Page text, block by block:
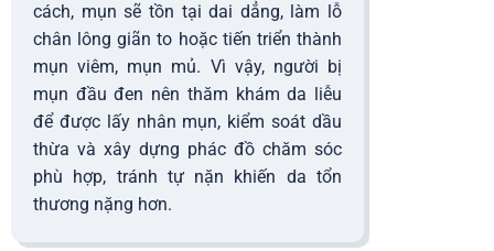
cách, mụn sẽ tồn tại dai dẳng, làm lỗ
chân lông giãn to hoặc tiến triển thành
mụn viêm, mụn mủ. Vì vậy, người bị
mụn đầu đen nên thăm khám da liễu
để được lấy nhân mụn, kiểm soát dầu
thừa và xây dựng phác đồ chăm sóc
phù hợp, tránh tự nặn khiến da tổn
thương nặng hơn.